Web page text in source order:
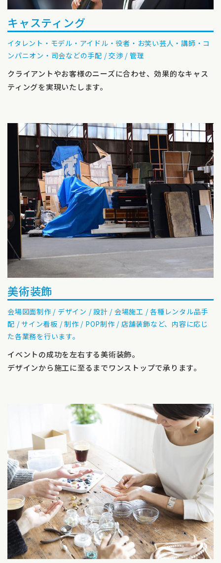
キャスティング
イタレント・モデル・アイドル・役者・お笑い芸人・講師・コ
ンパニオン・司会などの手配 / 交渉 / 管理
クライアントやお客様のニーズに合わせ、効果的なキャス
ティングを実現いたします。
美術装飾
会場図⾯制作 / デザイン / 設計 / 会場施⼯ / 各種レンタル品⼿
配 / サイン看板 / 制作 / POP制作 / 店舗装飾など、内容に応じ
た各業務を行います。
イベントの成功を左右する美術装飾。
デザインから施工に至るまでワンストップで承ります。